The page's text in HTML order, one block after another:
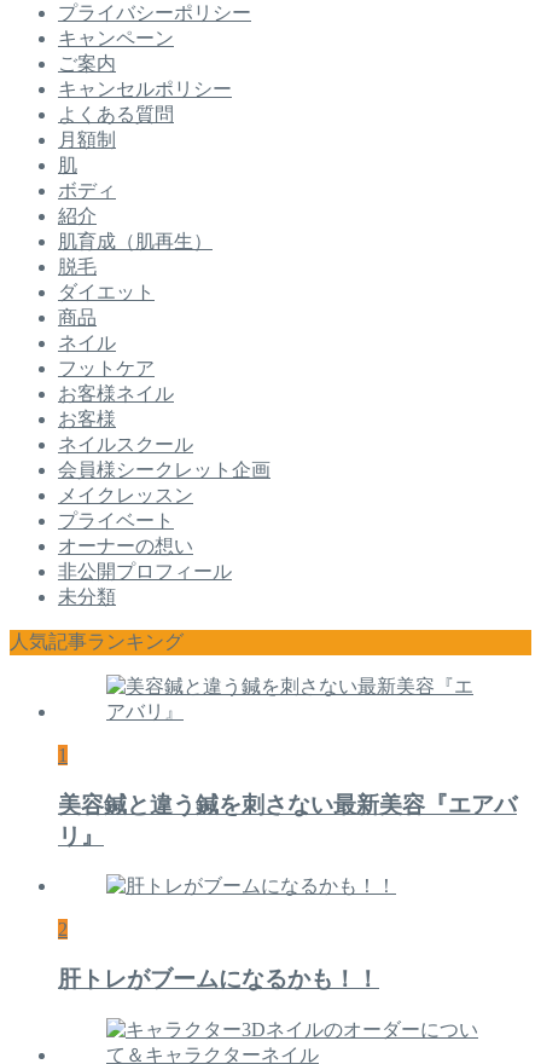
プライバシーポリシー
キャンペーン
ご案内
キャンセルポリシー
よくある質問
月額制
肌
ボディ
紹介
肌育成（肌再生）
脱毛
ダイエット
商品
ネイル
フットケア
お客様ネイル
お客様
ネイルスクール
会員様シークレット企画
メイクレッスン
プライベート
オーナーの想い
非公開プロフィール
未分類
人気記事ランキング
1
美容鍼と違う鍼を刺さない最新美容『エアバ
リ』
2
肝トレがブームになるかも！！